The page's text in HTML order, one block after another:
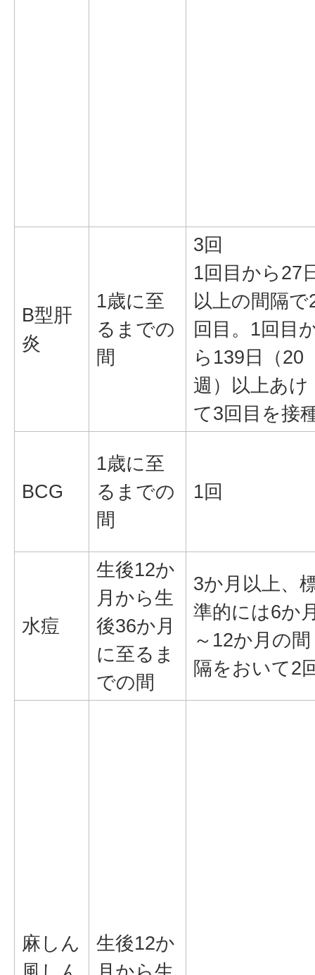
B型肝
炎
1歳に至
るまでの
間
3回
1回目から27
以上の間隔で
回目。1回目
ら139日（20
週）以上あけ
て3回目を接
BCG
1歳に至
るまでの
間
1回
水痘
生後12か
月から生
後36か月
に至るま
での間
3か月以上、
準的には6か
～12か月の間
隔をおいて2
麻しん
生後12か